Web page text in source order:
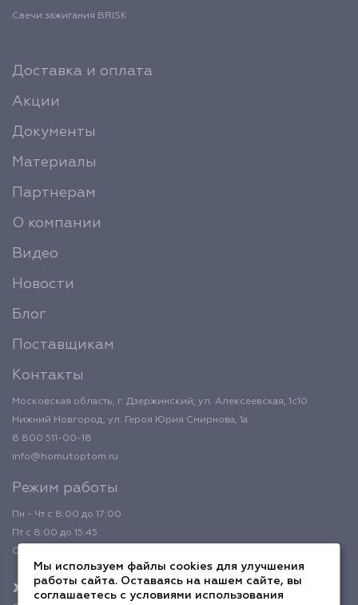
Свечи зажигания BRISK
Доставка и оплата
Акции
Документы
Материалы
Партнерам
О компании
Видео
Новости
Блог
Поставщикам
Контакты
Московская область, г. Дзержинский, ул. Алексеевская, 1с10
Нижний Новгород, ул. Героя Юрия Смирнова, 1а
8 800 511-00-18
info@homutoptom.ru
Режим работы
Пн - Чт с 8:00 до 17:00
Пт с 8:00 до 15:45
Обед с 12:00 до 12:45
Мы используем файлы cookies для улучшения
работы сайта. Оставаясь на нашем сайте, вы
соглашаетесь с условиями использования